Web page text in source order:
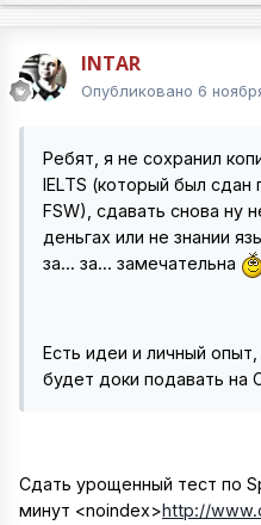
INTAR
Опубликовано 6
Ребят, я не сохранил
IELTS (который был
FSW), сдавать снова ну
деньгах или не знании
за... за... замечательна
Есть идеи и личный
будет доки подавать на
Сдать урощенный тест по
минут <noindex>http://